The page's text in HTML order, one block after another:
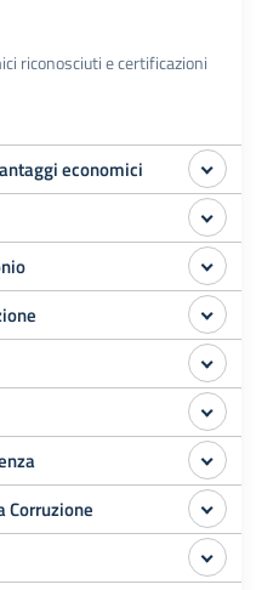
riconosciuti e certificazioni
economici
Corruzione